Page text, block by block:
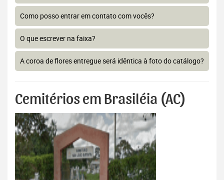
Como posso entrar em contato com vocês?
O que escrever na faixa?
A coroa de flores entregue será idêntica à foto do catálogo?
Cemitérios em Brasiléia (AC)